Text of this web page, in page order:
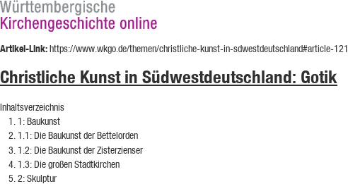
Artikel-Link:https://www.wkgo.de/themen/christliche-kunst-in-sdwestdeutschland#article-121
Christliche Kunst in Südwestdeutschland: Gotik
Inhaltsverzeichnis
1: Baukunst
1.1: Die Baukunst der Bettelorden
1.2: Die Baukunst der Zisterzienser
1.3: Die großen Stadtkirchen
2: Skulptur